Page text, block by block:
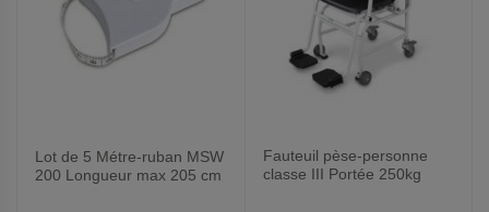
Lot de 5 Métre-ruban MSW
200 Longueur max 205 cm
Fauteuil pèse-personne
classe III Portée 250kg